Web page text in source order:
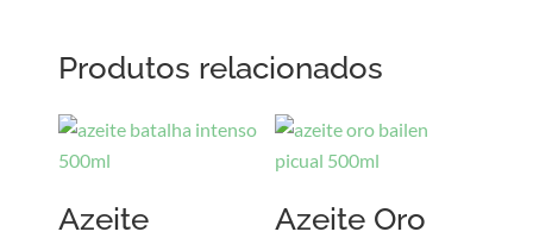
Produtos relacionados
Azeite
Azeite Oro